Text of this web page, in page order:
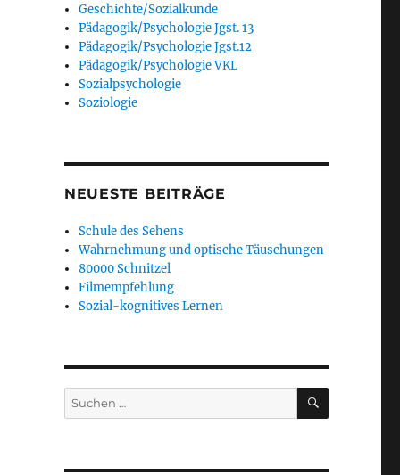
Geschichte/Sozialkunde
Pädagogik/Psychologie Jgst. 13
Pädagogik/Psychologie Jgst.12
Pädagogik/Psychologie VKL
Sozialpsychologie
Soziologie
NEUESTE BEITRÄGE
Schule des Sehens
Wahrnehmung und optische Täuschungen
80000 Schnitzel
Filmempfehlung
Sozial-kognitives Lernen
Suchen
nach:
SUCHEN